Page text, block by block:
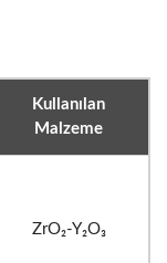
Kullanılan
Malzeme
ZrO₂-Y₂O₃